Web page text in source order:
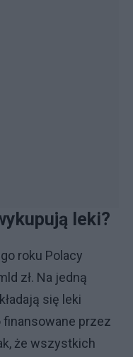
leki?
roku Polacy
zł. Na jedną
się leki
przez
że wszystkich